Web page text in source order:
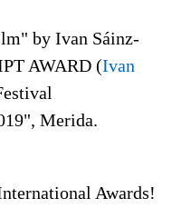
by Ivan Sáinz-
AWARD (Ivan
Merida.
Awards!